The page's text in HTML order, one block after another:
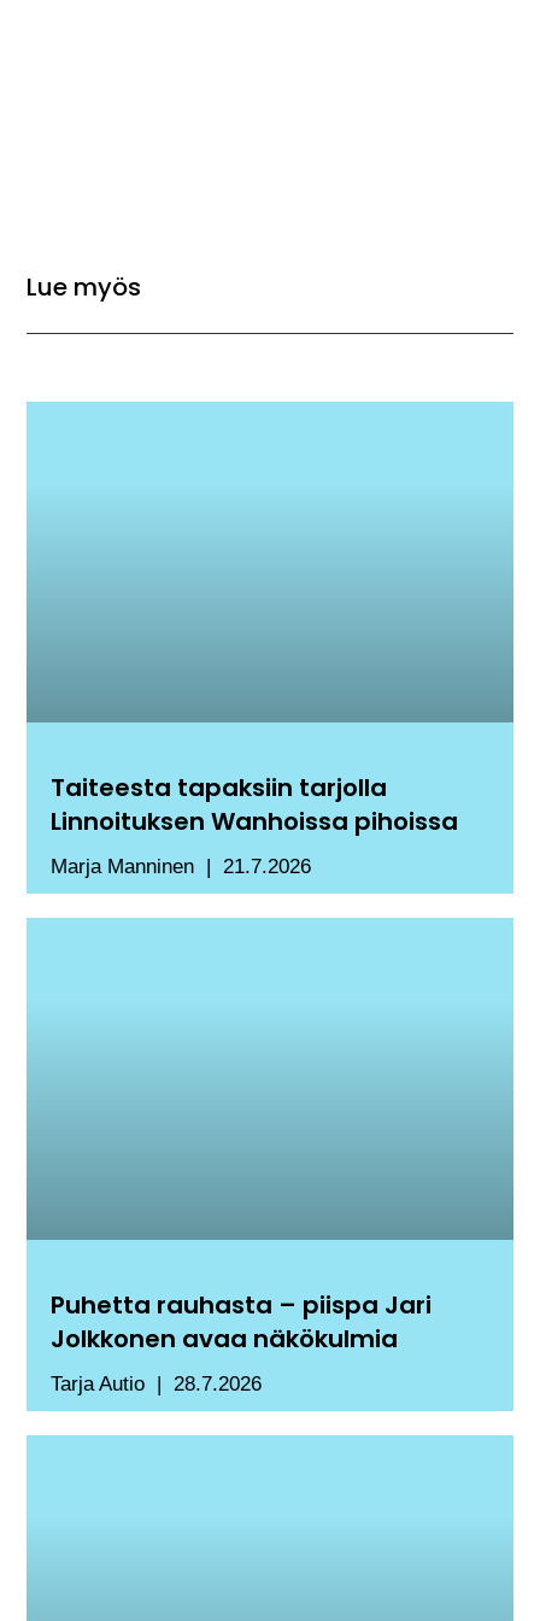
Lue myös
Taiteesta tapaksiin tarjolla
Linnoituksen Wanhoissa pihoissa
Marja Manninen 21.7.2026
Puhetta rauhasta – piispa Jari
Jolkkonen avaa näkökulmia
Tarja Autio 28.7.2026